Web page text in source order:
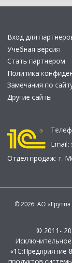
Вход для
Учебная версия
Стать партнером
Политика
Замечания по
Другие сайты
Email:
Отдел продаж: г.
© 2026 АО «Группа
© 2011-
«1С:Предприятие